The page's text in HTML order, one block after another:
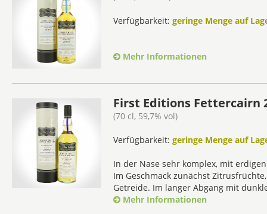
Verfügbarkeit: geringe Menge auf
Mehr Informationen
First Editions Fettercairn
(70 cl, 59,7% vol)
Verfügbarkeit: geringe Menge auf
In der Nase sehr komplex, mit
Im Geschmack zunächst
Getreide. Im langer Abgang mit
Mehr Informationen